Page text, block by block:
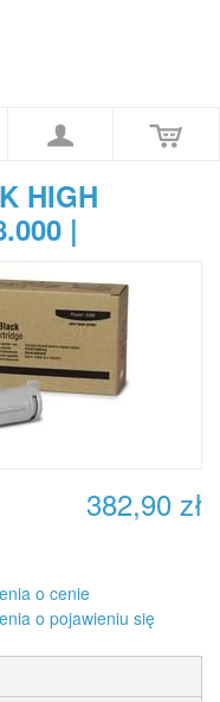
HIGH
|
382,90 zł
o cenie
o pojawieniu się